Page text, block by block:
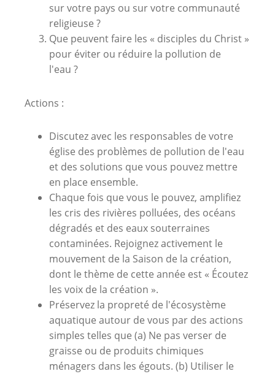
sur votre pays ou sur votre communauté
religieuse ?
Que peuvent faire les « disciples du Christ »
pour éviter ou réduire la pollution de
l'eau ?
Actions :
Discutez avec les responsables de votre
église des problèmes de pollution de l'eau
et des solutions que vous pouvez mettre
en place ensemble.
Chaque fois que vous le pouvez, amplifiez
les cris des rivières polluées, des océans
dégradés et des eaux souterraines
contaminées. Rejoignez activement le
mouvement de la Saison de la création,
dont le thème de cette année est « Écoutez
les voix de la création ».
Préservez la propreté de l'écosystème
aquatique autour de vous par des actions
simples telles que (a) Ne pas verser de
graisse ou de produits chimiques
ménagers dans les égouts. (b) Utiliser le